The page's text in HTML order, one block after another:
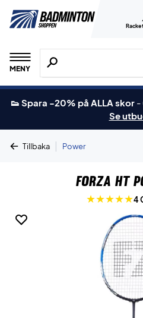
MENY
Sök efter produkter,
👟 Spara -20% på ALLA skor -
Se
Tillbaka | Power
Forza HT
4